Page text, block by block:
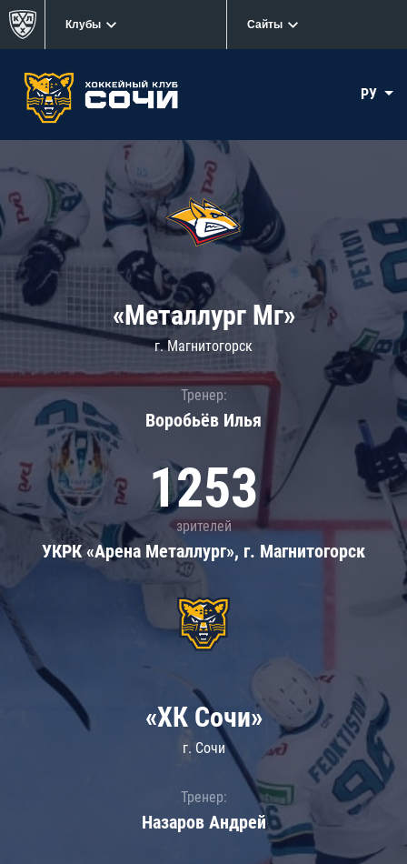
Клубы Сайты
РУ
«Металлург Мг»
г. Магнитогорск
Тренер:
Воробьёв Илья
1253
зрителей
УКРК «Арена Металлург», г. Магнитогорск
«ХК Сочи»
г. Сочи
Тренер:
Назаров Андрей